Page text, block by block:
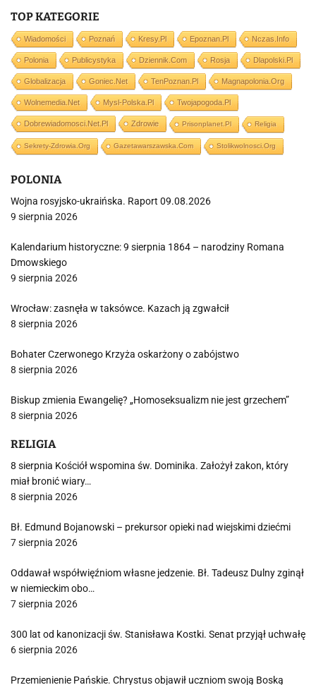
TOP KATEGORIE
Wiadomości Poznań Kresy.pl Epoznan.pl Nczas.info
Polonia Publicystyka Dziennik.com Rosja Dlapolski.pl
Globalizacja Goniec.net TenPoznan.pl Magnapolonia.org
Wolnemedia.net Mysl-Polska.pl Twojapogoda.pl
Dobrewiadomosci.net.pl Zdrowie Prisonplanet.pl Religia
Sekrety-Zdrowia.org Gazetawarszawska.com Stolikwolnosci.org
POLONIA
Wojna rosyjsko-ukraińska. Raport 09.08.2026
9 sierpnia 2026
Kalendarium historyczne: 9 sierpnia 1864 – narodziny Romana
Dmowskiego
9 sierpnia 2026
Wrocław: zasnęła w taksówce. Kazach ją zgwałcił
8 sierpnia 2026
Bohater Czerwonego Krzyża oskarżony o zabójstwo
8 sierpnia 2026
Biskup zmienia Ewangelię? „Homoseksualizm nie jest grzechem”
8 sierpnia 2026
RELIGIA
8 sierpnia Kościół wspomina św. Dominika. Założył zakon, który
miał bronić wiary…
8 sierpnia 2026
Bł. Edmund Bojanowski – prekursor opieki nad wiejskimi dziećmi
7 sierpnia 2026
Oddawał współwięźniom własne jedzenie. Bł. Tadeusz Dulny zginął
w niemieckim obo…
7 sierpnia 2026
300 lat od kanonizacji św. Stanisława Kostki. Senat przyjął uchwałę
6 sierpnia 2026
Przemienienie Pańskie. Chrystus objawił uczniom swoją Boską